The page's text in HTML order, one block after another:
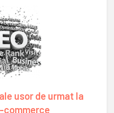
usor de urmat la
commerce